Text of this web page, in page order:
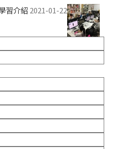
習介紹 2021-01-22